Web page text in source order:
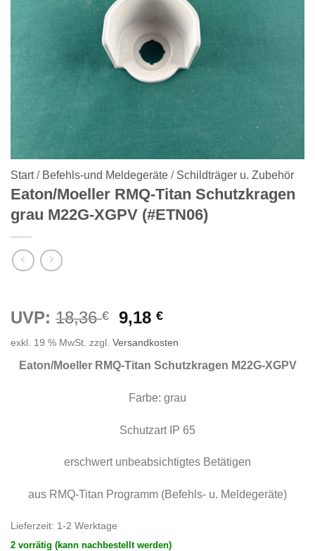
Start / Befehls-und Meldegeräte / Schildträger u. Zubehör
Eaton/Moeller RMQ-Titan Schutzkragen
grau M22G-XGPV (#ETN06)
UVP: 18,36€
Ursprünglicher
war:
18,36 €
9,18€Aktueller
ist:
9,18 €.
exkl. 19 % MwSt. zzgl. Versandkosten
Eaton/Moeller RMQ-Titan Schutzkragen M22G-XGPV
Farbe: grau
Schutzart IP 65
erschwert unbeabsichtigtes Betätigen
aus RMQ-Titan Programm (Befehls- u. Meldegeräte)
Lieferzeit: 1-2 Werktage
2 vorrätig (kann nachbestellt werden)